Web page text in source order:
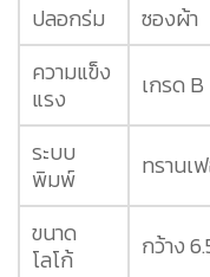
ปลอกร่ม
ซองผ้า
ความแข็ง
แรง
เกรด B
ระบบ
พิมพ์
ทรานเ
ขนาด
โลโก้
กว้าง